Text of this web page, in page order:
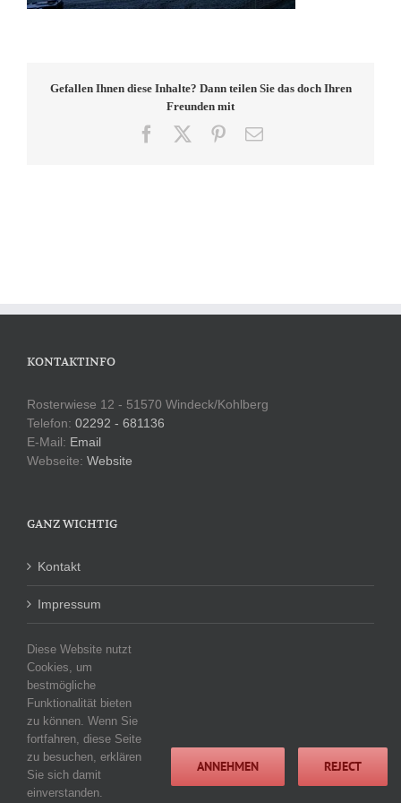
Gefallen Ihnen diese Inhalte? Dann teilen Sie das doch Ihren
Freunden mit
Facebook Pinterest
E-
KONTAKTINFO
Rosterwiese 12 - 51570 Windeck/Kohlberg
Telefon: 02292 - 681136
E-Mail: Email
Webseite: Website
GANZ WICHTIG
Kontakt
Impressum
Datenschutzerklärung
KATEGORIEN
Keine Kategorien
Diese Website nutzt
Cookies, um
bestmögliche
Funktionalität bieten
zu können. Wenn Sie
fortfahren, diese Seite
zu besuchen, erklären
Sie sich damit
einverstanden.
ANNEHMEN REJECT